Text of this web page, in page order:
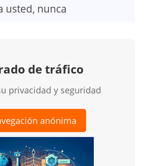
usted, nunca
de tráfico
privacidad y seguridad
anónima